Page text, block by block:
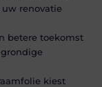
renovatie
betere toekomst
kiest